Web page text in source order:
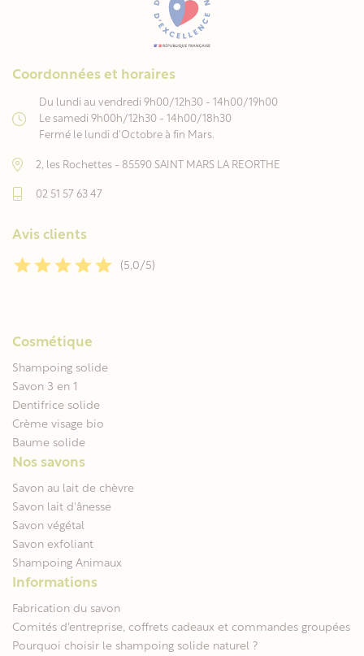
Coordonnées et horaires
Du lundi au vendredi 9h00/12h30 - 14h00/19h00
Le samedi 9h00h/12h30 - 14h00/18h30
Fermé le lundi d'Octobre à fin Mars.
2, les Rochettes - 85590 SAINT MARS LA REORTHE
02 51 57 63 47
Avis clients
(5,0/5)
Cosmétique
Shampoing solide
Savon 3 en 1
Dentifrice solide
Crème visage bio
Baume solide
Nos savons
Savon au lait de chèvre
Savon lait d'ânesse
Savon végétal
Savon exfoliant
Shampoing Animaux
Informations
Fabrication du savon
Comités d'entreprise, coffrets cadeaux et commandes groupées
Pourquoi choisir le shampoing solide naturel ?